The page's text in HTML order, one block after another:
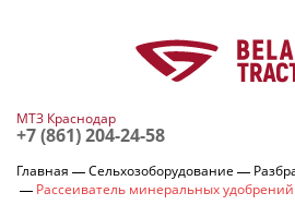
МТЗ Краснодар
+7 (861) 204-24-58
Главная Сельхозоборудование
Рассеиватель минеральных